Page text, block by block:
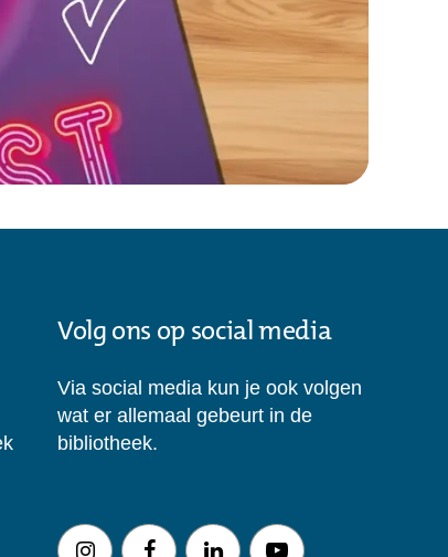
Volg ons op social media
Via social media kun je ook volgen
wat er allemaal gebeurt in de
bibliotheek.